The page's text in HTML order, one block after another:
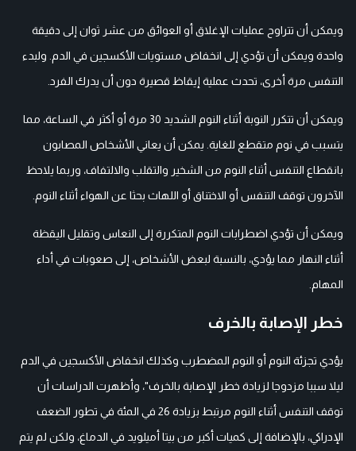
ويمكن أن تتراوح عمليات الإغلاق أو العوائق من عشر ثوان إلى دقيقة
واحدة ويمكن أن تؤدي إلى انخفاض مستويات الأكسجين في الدم. ولبدء
التنفس مرة أخرى، تحدث عملية إيقاظ قصيرة دون أن يدرك الفرد.
ويمكن أن تتكرر النوبة أثناء النوم الشديد 30 مرة أو أكثر في الساعة، مما
يتسبب في نوم متقطع للغاية. يمكن أن يعاني الأشخاص المصابون
بانقطاع التنفس أثناء النوم من الشخير والتقلب والالتفاف، وربما يلاحظ
الآخرون توقف التنفس أو الاختناق أو اللهاث بحثا عن الهواء أثناء النوم.
ويمكن أن تؤدي اضطرابات النوم المتكررة إلى النعاس وتقليل اليقظة
أثناء النهار مما يؤدي، بالنسبة لبعض الأشخاص، إلى صعوبات في أداء
المهام.
خطر الإصابة بالخرف
يؤدي تجزئة النوم أو النوم المضطرب وكذلك انخفاض الأكسجين في الدم
ليلا سببا مزدوجا لزيادة خطر الإصابة بالخرف"، وأظهرت الدراسات أن
توقف التنفس أثناء النوم مرتبط بزيادة 26 في المئة في تطور الضعف
الإدراكي، بالإضافة إلى كميات أكبر من بيتا أميلويد في الدماغ، ولكن لم يتم